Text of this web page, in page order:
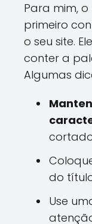
Para mim,
primeiro
o seu site.
conter a
Algumas
do
Use